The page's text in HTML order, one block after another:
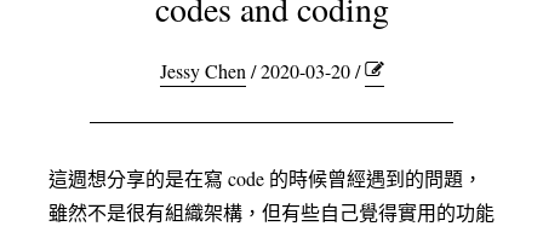
Jessy Chen / 2020-03-20 /
這週想分享的是在寫 code 的時候曾經遇到的問題，
雖然不是很有組織架構，但有些自己覺得實用的功能